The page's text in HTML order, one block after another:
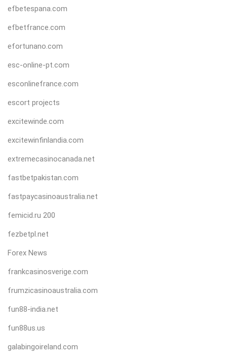
efbetespana.com
efbetfrance.com
efortunano.com
esc-online-pt.com
esconlinefrance.com
escort projects
excitewinde.com
excitewinfinlandia.com
extremecasinocanada.net
fastbetpakistan.com
fastpaycasinoaustralia.net
femicid.ru 200
fezbetpl.net
Forex News
frankcasinosverige.com
frumzicasinoaustralia.com
fun88-india.net
fun88us.us
galabingoireland.com